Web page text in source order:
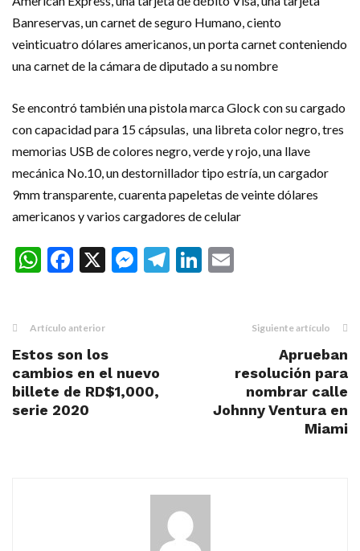
Banreservas, un carnet de seguro Humano, ciento
veinticuatro dólares americanos, un porta carnet conteniendo
una carnet de la cámara de diputado a su nombre
Se encontró también una pistola marca Glock con su cargado
con capacidad para 15 cápsulas, una libreta color negro, tres
memorias USB de colores negro, verde y rojo, una llave
mecánica No.10, un destornillador tipo estría, un cargador
9mm transparente, cuarenta papeletas de veinte dólares
americanos y varios cargadores de celular
WhatsApp
Facebook
X Messenger
Telegram
LinkedIn
Artículo anterior
Estos son los
cambios en el nuevo
billete de RD$1,000,
serie 2020
Siguiente artículo
Aprueban
resolución para
nombrar calle
Johnny Ventura en
Miami